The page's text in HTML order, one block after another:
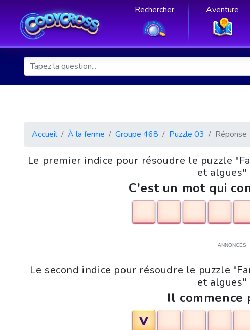
Rechercher Aventure
Accueil À la ferme Groupe 468 Puzzle 03 Réponse
Le premier indice pour résoudre le puzzle
et algues"
C'est un mot qui
ANNONCES
Le second indice pour résoudre le puzzle
et algues"
Il commence
V